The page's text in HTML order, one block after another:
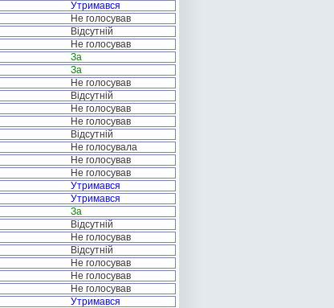
Утримався
Не голосував
Відсутній
Не голосував
За
За
Не голосував
Відсутній
Не голосував
Не голосував
Відсутній
Не голосувала
Не голосував
Не голосував
Утримався
Утримався
За
Відсутній
Не голосував
Відсутній
Не голосував
Не голосував
Не голосував
Утримався